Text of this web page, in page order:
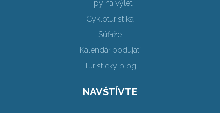
Tipy na výlet
Cykloturistika
Súťaže
Kalendár podujatí
Turistický blog
NAVŠTÍVTE